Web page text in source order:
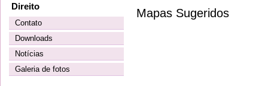
Direito
Contato
Downloads
Notícias
Galeria de fotos
Mapas Sugeridos